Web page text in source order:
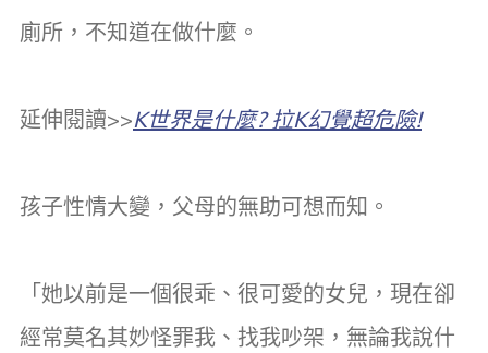
廁所，不知道在做什麼。
延伸閱讀>>K世界是什麼? 拉K幻覺超危險!
孩子性情大變，父母的無助可想而知。
「她以前是一個很乖、很可愛的女兒，現在卻
經常莫名其妙怪罪我、找我吵架，無論我說什